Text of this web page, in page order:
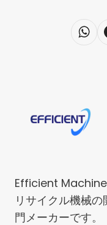
Efficient
リサイクル機械
門メーカーです。